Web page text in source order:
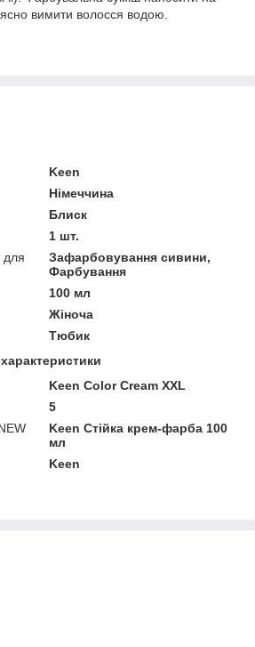
вимити волосся водою.
Keen
Німеччина
Блиск
1 шт.
для
Зафарбовування сивини,
Фарбування
100 мл
Жіноча
Тюбик
Keen Color Cream XXL
5
Keen Стійка крем-фарба 100
мл
Keen